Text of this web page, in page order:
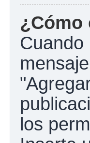
¿Cómo
los